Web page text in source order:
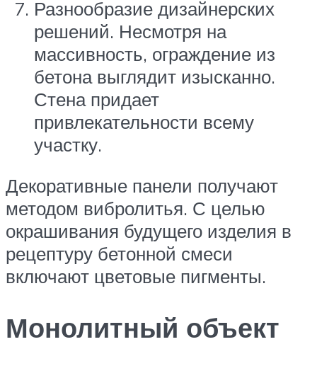
Разнообразие дизайнерских
решений. Несмотря на
массивность, ограждение из
бетона выглядит изысканно.
Стена придает
привлекательности всему
участку.
Декоративные панели получают
методом вибролитья. С целью
окрашивания будущего изделия в
рецептуру бетонной смеси
включают цветовые пигменты.
Монолитный объект